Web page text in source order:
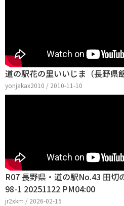
道の駅花の里いいじま（長野県
yonjakax2010 / 2010-11-10
R07 長野県・道の駅No.43 田切
98-1 20251122 PM04:00
jr2xkm / 2026-02-15